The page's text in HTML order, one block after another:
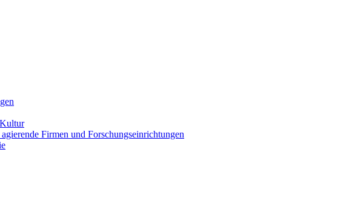
Firmen und Forschungseinrichtungen